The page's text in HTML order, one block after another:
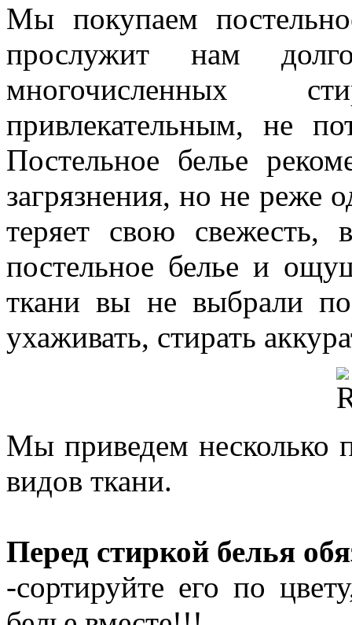
Мы покупаем
прослужит нам
многочисленных
привлекательным, не
Постельное белье
загрязнения, но не реже
теряет свою свежесть,
постельное белье и
ткани вы не выбрали
ухаживать, стирать
Мы приведем несколько
видов ткани.
Перед стиркой белья
-сортируйте его по